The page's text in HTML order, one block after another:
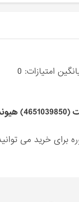
امتیازات: 0
برای خرید می